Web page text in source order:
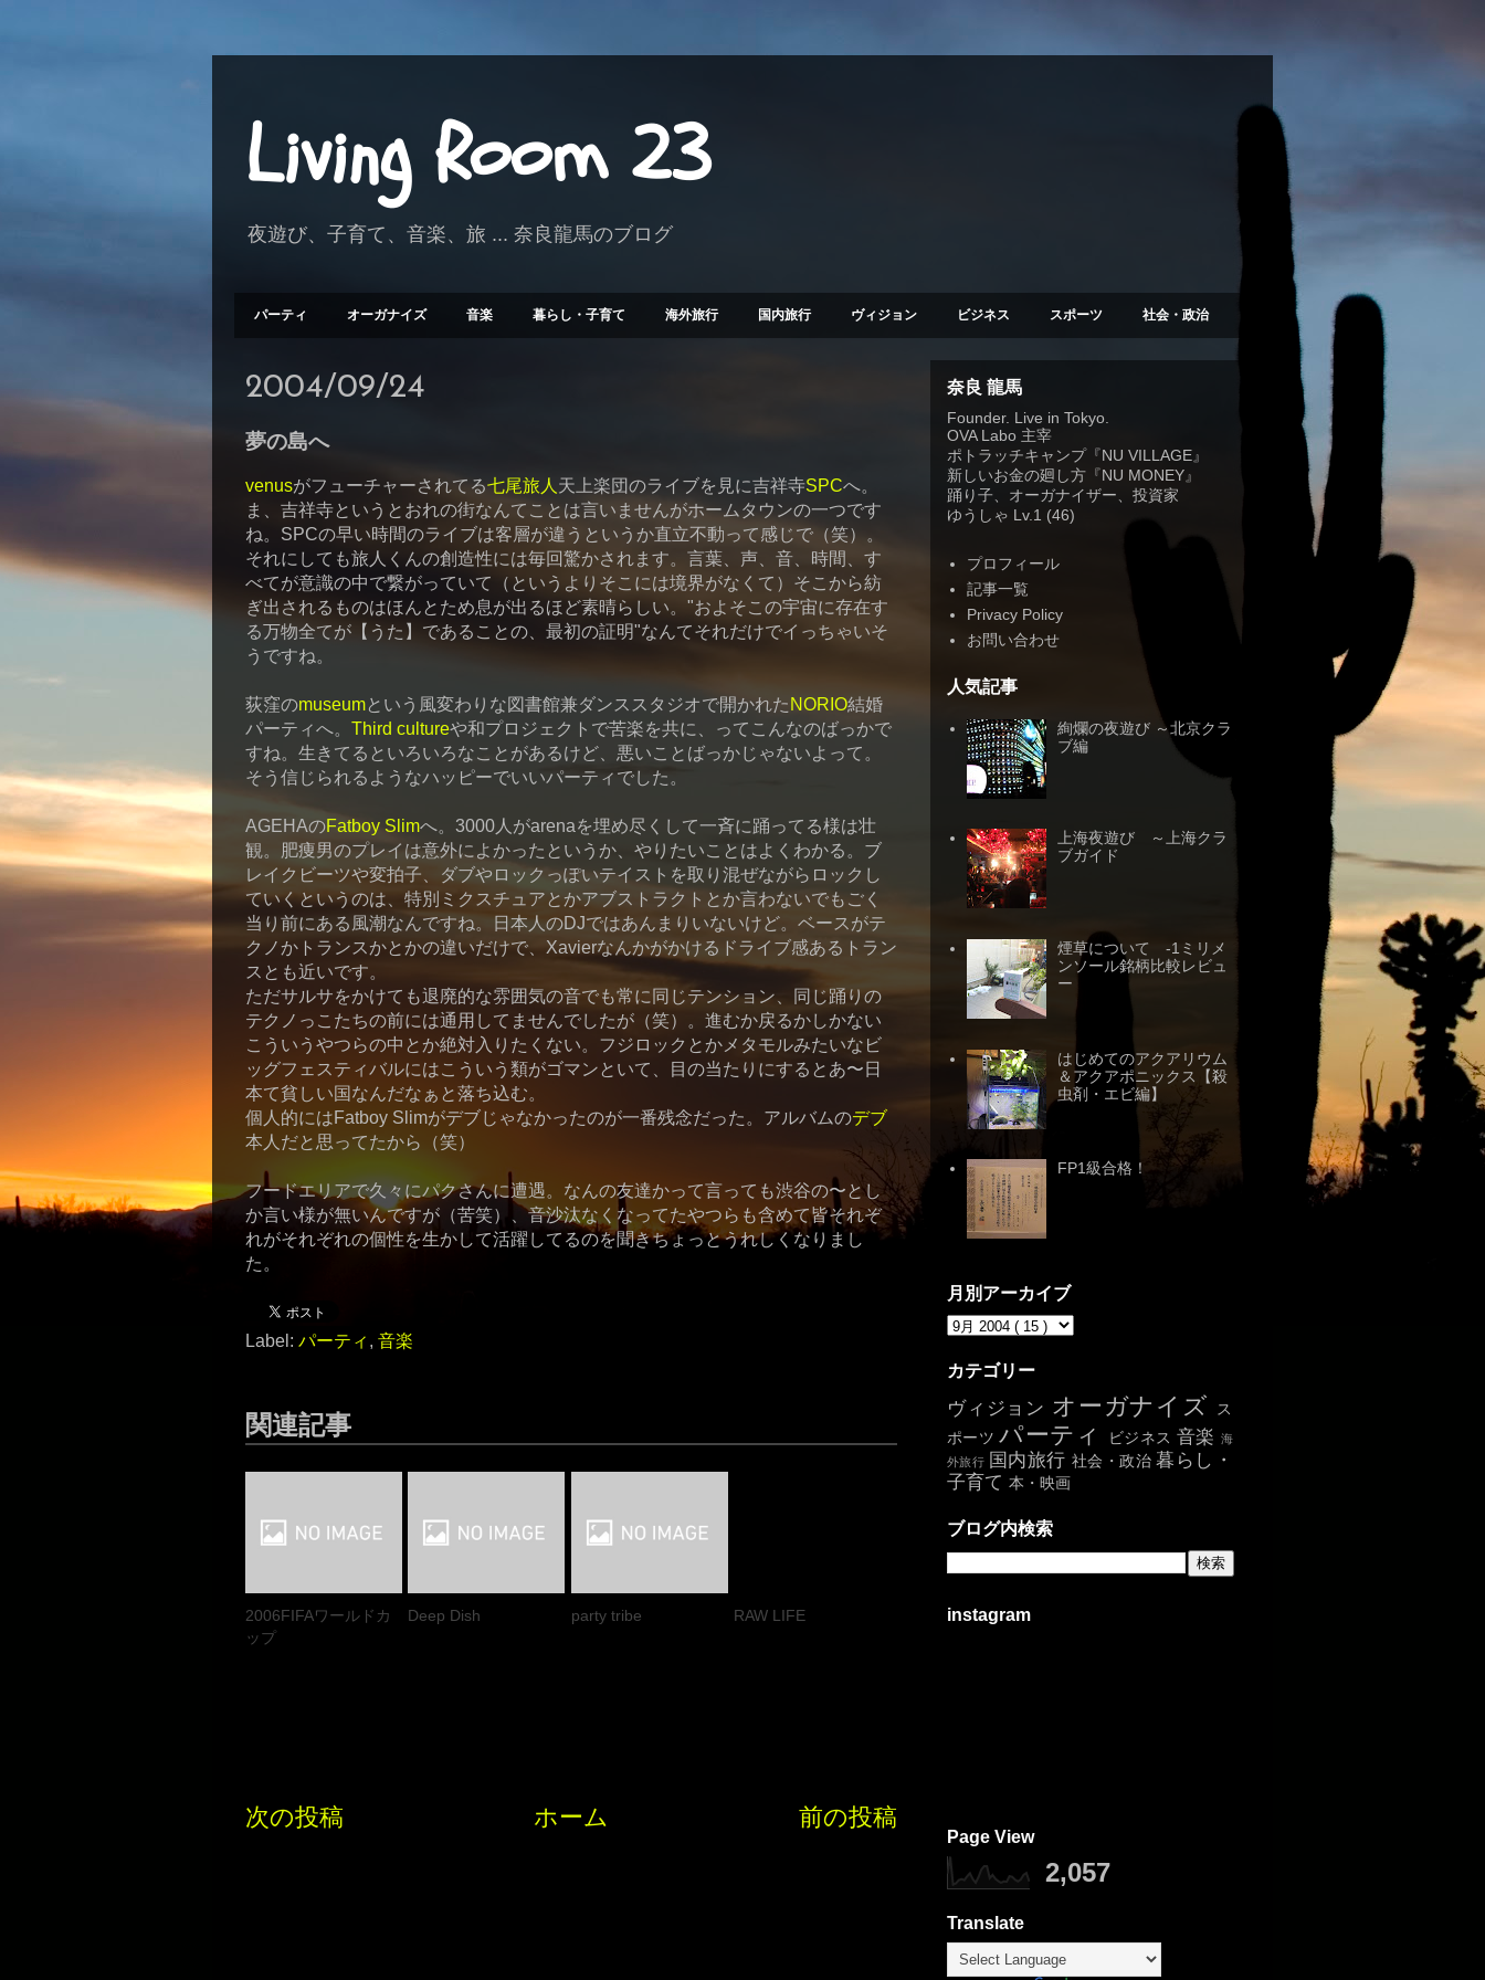
Living Room 23
夜遊び、子育て、音楽、旅 ... 奈良龍馬のブログ
パーティ オーガナイズ 音楽 暮らし・子育て 海外旅行 国内旅行 ヴィジョン ビジネス スポーツ 社会・政治
2004/09/24
夢の島へ
venusがフューチャーされてる七尾旅人 天上楽団のライブを見に吉祥寺SPCへ。
ま、吉祥寺というとおれの街なんてことは言いませんがホームタウンの一つです
ね。SPCの早い時間のライブは客層が違うというか直立不動って感じで（笑）。
それにしても旅人くんの創造性には毎回驚かされます。言葉、声、音、時間、す
べてが意識の中で繋がっていて（というよりそこには境界がなくて）そこから紡
ぎ出されるものはほんとため息が出るほど素晴らしい。"およそこの宇宙に存在す
る万物全てが【うた】であることの、最初の証明"なんてそれだけでイっちゃいそ
うですね。
荻窪のmuseumという風変わりな図書館兼ダンススタジオで開かれた NORIO結婚
パーティへ。 Third cultureや和プロジェクトで苦楽を共に、ってこんなのばっかで
すね。生きてるといろいろなことがあるけど、悪いことばっかじゃないよって。
そう信じられるようなハッピーでいいパーティでした。
AGEHAのFatboy Slimへ。3000人がarenaを埋め尽くして一斉に踊ってる様は壮
観。肥痩男のプレイは意外によかったというか、やりたいことはよくわかる。ブ
レイクビーツや変拍子、ダブやロックっぽいテイストを取り混ぜながらロックし
ていくというのは、特別ミクスチュアとかアブストラクトとか言わないでもごく
当り前にある風潮なんですね。日本人のDJではあんまりいないけど。ベースがテ
クノかトランスかとかの違いだけで、Xavierなんかがかけるドライブ感あるトラン
スとも近いです。
ただサルサをかけても退廃的な雰囲気の音でも常に同じテンション、同じ踊りの
テクノっこたちの前には通用してませんでしたが（笑）。進むか戻るかしかない
こういうやつらの中とか絶対入りたくない。フジロックとかメタモルみたいなビ
ッグフェスティバルにはこういう類がゴマンといて、目の当たりにするとあ〜日
本て貧しい国なんだなぁと落ち込む。
個人的にはFatboy Slimがデブじゃなかったのが一番残念だった。アルバムのデブ
本人だと思ってたから（笑）
フードエリアで久々にパクさんに遭遇。なんの友達かって言っても渋谷の〜とし
か言い様が無いんですが（苦笑）、音沙汰なくなってたやつらも含めて皆それぞ
れがそれぞれの個性を生かして活躍してるのを聞きちょっとうれしくなりまし
た。
Label: パーティ , 音楽
関連記事
2006FIFAワールドカ
ップ
Deep Dish party tribe RAW LIFE
次の投稿 前の投稿
ホーム
奈良 龍馬
Founder. Live in Tokyo.
OVA Labo 主宰
ポトラッチキャンプ『NU VILLAGE』
新しいお金の廻し方『NU MONEY』
踊り子、オーガナイザー、投資家
ゆうしゃ Lv.1 (46)
プロフィール
記事一覧
Privacy Policy
お問い合わせ
人気記事
絢爛の夜遊び ～北京クラ
ブ編
上海夜遊び ～上海クラ
ブガイド
煙草について -1ミリメ
ンソール銘柄比較レビュ
ー
はじめてのアクアリウム
＆アクアポニックス【殺
虫剤・エビ編】
FP1級合格！
月別アーカイブ
カテゴリー
ヴィジョン オーガナイズ
ス
ポーツパーティ ビジネス 音楽 海
外旅行 国内旅行 社会・政治暮らし・
子育て 本・映画
ブログ内検索
instagram
Page View
2,057
Translate